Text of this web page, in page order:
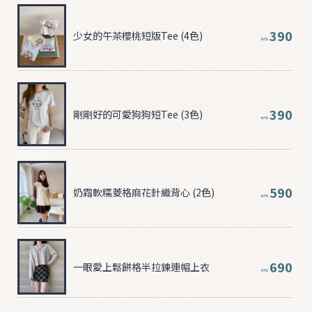
NT$ 390
少女的午茶櫻桃短版Tee (4色)
NT$ 390
剛剛好的可愛狗狗短Tee (3色)
NT$ 590
奶霜軟糯菱格麻花針織背心 (2色)
NT$ 690
一眼愛上鬆餅格半拉鍊連帽上衣